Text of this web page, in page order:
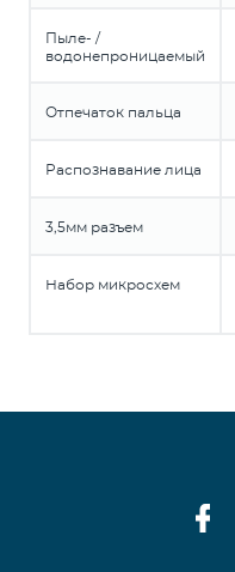
Пыле- /
водонепроницаемый
Отпечаток пальца
Распознавание лица
3,5мм разъем
Набор микросхем